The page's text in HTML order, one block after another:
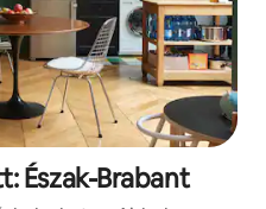
Észak-Brabant